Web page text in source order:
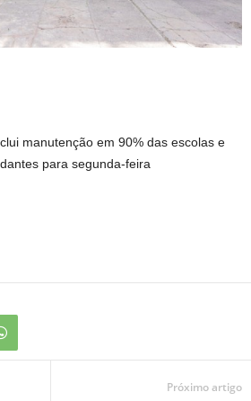
manutenção em 90% das escolas e
para segunda-feira
Próximo artigo